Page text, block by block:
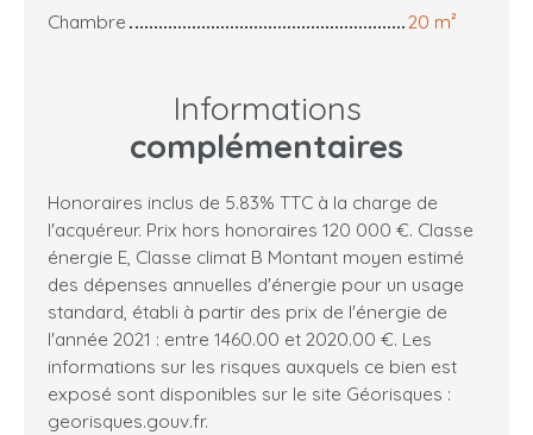
Chambre
20 m²
Informations
complémentaires
Honoraires inclus de 5.83% TTC à la charge de
l'acquéreur. Prix hors honoraires 120 000 €. Classe
énergie E, Classe climat B Montant moyen estimé
des dépenses annuelles d'énergie pour un usage
standard, établi à partir des prix de l'énergie de
l'année 2021 : entre 1460.00 et 2020.00 €. Les
informations sur les risques auxquels ce bien est
exposé sont disponibles sur le site Géorisques :
georisques.gouv.fr.